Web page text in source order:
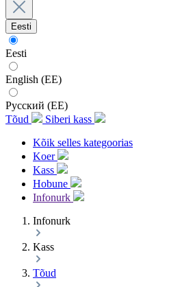
Eesti
Eesti
English (EE)
Русский (EE)
Tõud
Siberi kass
Kõik selles kategoorias
Koer
Kass
Hobune
Infonurk
Infonurk
Kass
Tõud